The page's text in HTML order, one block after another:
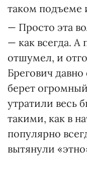
таком подъеме
— Просто эта
— как всегда. А
отшумел, и
Брегович
берет
утратили весь
такими, как в
популярно
вытянули
этого. В
или поп-, или